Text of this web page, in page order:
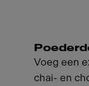
Voeg een
chai- en